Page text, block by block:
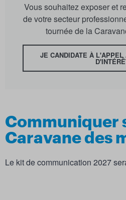
Vous souhaitez exposer et
de votre secteur
tournée de la
JE CANDIDATE À L'APPEL
Communiquer
Caravane des
Le kit de communication 2027